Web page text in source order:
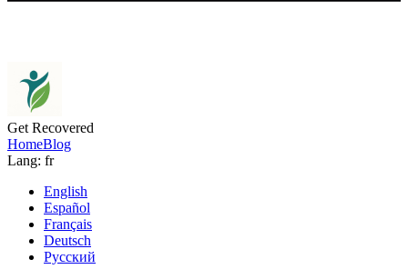
Get Recovered
HomeBlog
Lang: fr
English
Español
Français
Deutsch
Русский